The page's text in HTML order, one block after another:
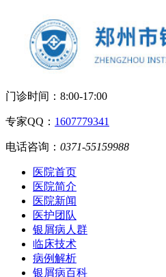
门诊时间： 8:00-17:00
专家QQ： 1607779341
电话咨询： 0371-55159988
医院首页
医院简介
医院新闻
医护团队
银屑病人群
临床技术
病例解析
银屑病百科